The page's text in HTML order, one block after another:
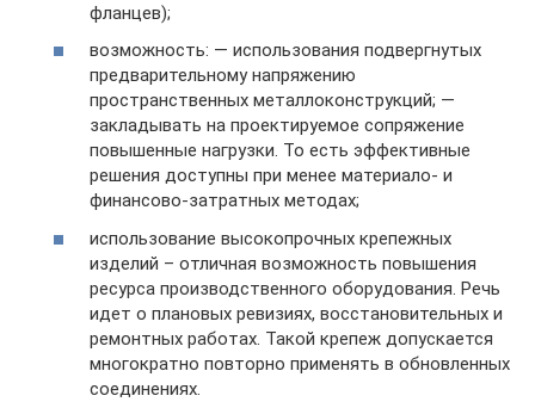
фланцев);
возможность: — использования подвергнутых
предварительному напряжению
пространственных металлоконструкций; —
закладывать на проектируемое сопряжение
повышенные нагрузки. То есть эффективные
решения доступны при менее материало- и
финансово-затратных методах;
использование высокопрочных крепежных
изделий – отличная возможность повышения
ресурса производственного оборудования. Речь
идет о плановых ревизиях, восстановительных и
ремонтных работах. Такой крепеж допускается
многократно повторно применять в обновленных
соединениях.